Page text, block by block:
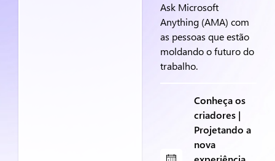
Ask Microsoft
Anything (AMA) com
as pessoas que estão
moldando o futuro do
trabalho.
Conheça os
criadores |
Projetando a
nova